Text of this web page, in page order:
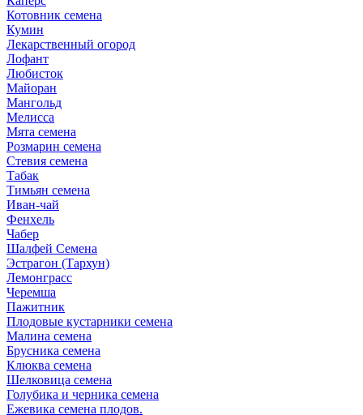
Котовник семена
Кумин
Лекарственный огород
Лофант
Любисток
Майоран
Мангольд
Мелисса
Мята семена
Розмарин семена
Стевия семена
Табак
Тимьян семена
Иван-чай
Фенхель
Чабер
Шалфей Семена
Эстрагон (Тархун)
Лемонграсс
Черемша
Пажитник
Плодовые кустарники семена
Малина семена
Брусника семена
Клюква семена
Шелковица семена
Голубика и черника семена
Ежевика семена плодов.